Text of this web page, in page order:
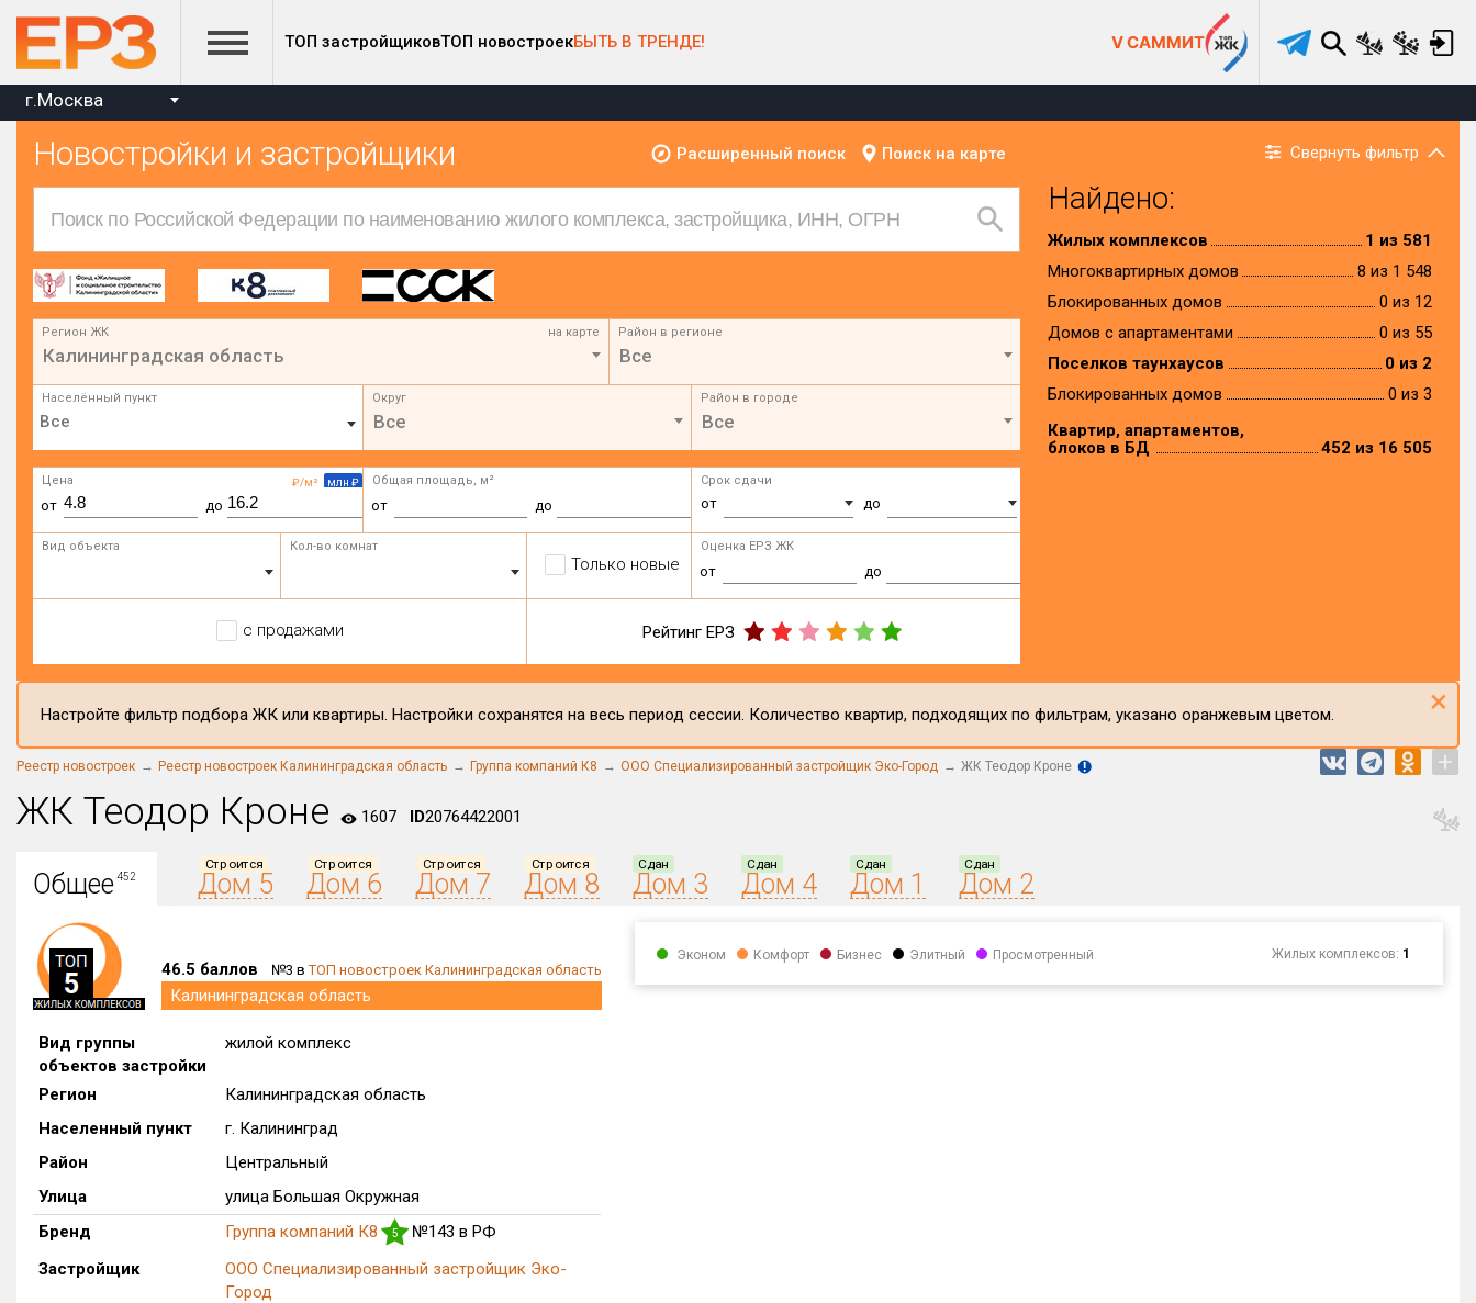
ТОП застройщиковТОП новостроекБЫТЬ В ТРЕНДЕ! V САММИТ
г.Москва
Новостройки и застройщики Расширенный поиск Поиск на карте Свернуть фильтр
Регион ЖК на карте
Калининградская область
Район в регионе
Все
Населённый пункт Округ
Все
Район в городе
Все
₽/м² млн ₽
Цена
от до
Общая площадь, м²
от до
Срок сдачи
от до
Вид объекта Кол-во комнат
Только новые
Оценка ЕРЗ ЖК
от до
с продажами Рейтинг ЕРЗ
Найдено:
Жилых комплексов
1 из 581
Многоквартирных домов
8 из 1 548
Блокированных домов
0 из 12
Домов с апартаментами
0 из 55
Поселков таунхаусов
0 из 2
Блокированных домов
0 из 3
Квартир, апартаментов,
блоков в БД
452 из 16 505
Настройте фильтр подбора ЖК или квартиры. Настройки сохранятся на весь период сессии. Количество квартир, подходящих по фильтрам, указано оранжевым цветом. ×
Реестр новостроек Реестр новостроек Калининградская область Группа компаний К8 ООО Специализированный застройщик Эко-Город ЖК Теодор Кроне +
ЖК Теодор Кроне 1607 ID20764422001
Общее452
Строится
Дом 5
Строится
Дом 6
Строится
Дом 7
Строится
Дом 8
Сдан
Дом 3
Сдан
Дом 4
Сдан
Дом 1
Сдан
Дом 2
46.5 баллов №3 вТОП новостроек Калининградская область
Калининградская область
Вид группы
объектов застройки
жилой комплекс
Регион
Калининградская область
Населенный пункт
г. Калининград
Район
Центральный
Улица
улица Большая Окружная
Бренд
Группа компаний К8 5
№143 в РФ
Застройщик
ООО Специализированный застройщик Эко-
Город
Эконом Комфорт Бизнес Элитный Просмотренный Жилых комплексов: 1